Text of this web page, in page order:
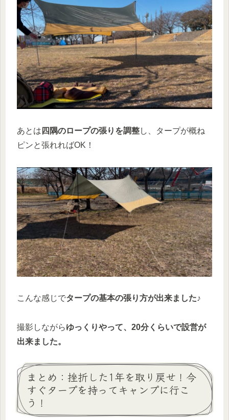
あとは 四隅のロープの張りを調整し、タープが概ね
ピンと張れればOK！
こんな感じでタープの基本の張り方が出来ました♪
撮影しながらゆっくりやって、20分くらいで設営が
出来ました。
まとめ：挫折した1年を取り戻せ！今
すぐタープを持ってキャンプに行こ
う！